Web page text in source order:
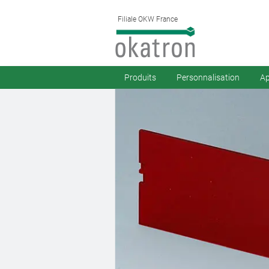
Filiale OKW France
Produits Personnalisation